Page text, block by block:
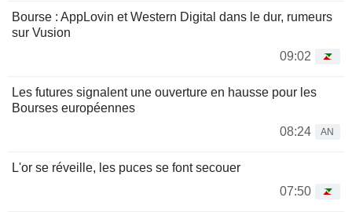
Bourse : AppLovin et Western Digital dans le dur, rumeurs
sur Vusion
09:02
Les futures signalent une ouverture en hausse pour les
Bourses européennes
08:24
AN
L'or se réveille, les puces se font secouer
07:50